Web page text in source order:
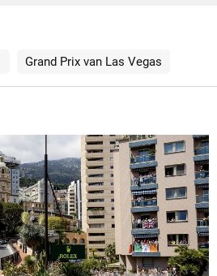
Grand Prix van Las Vegas